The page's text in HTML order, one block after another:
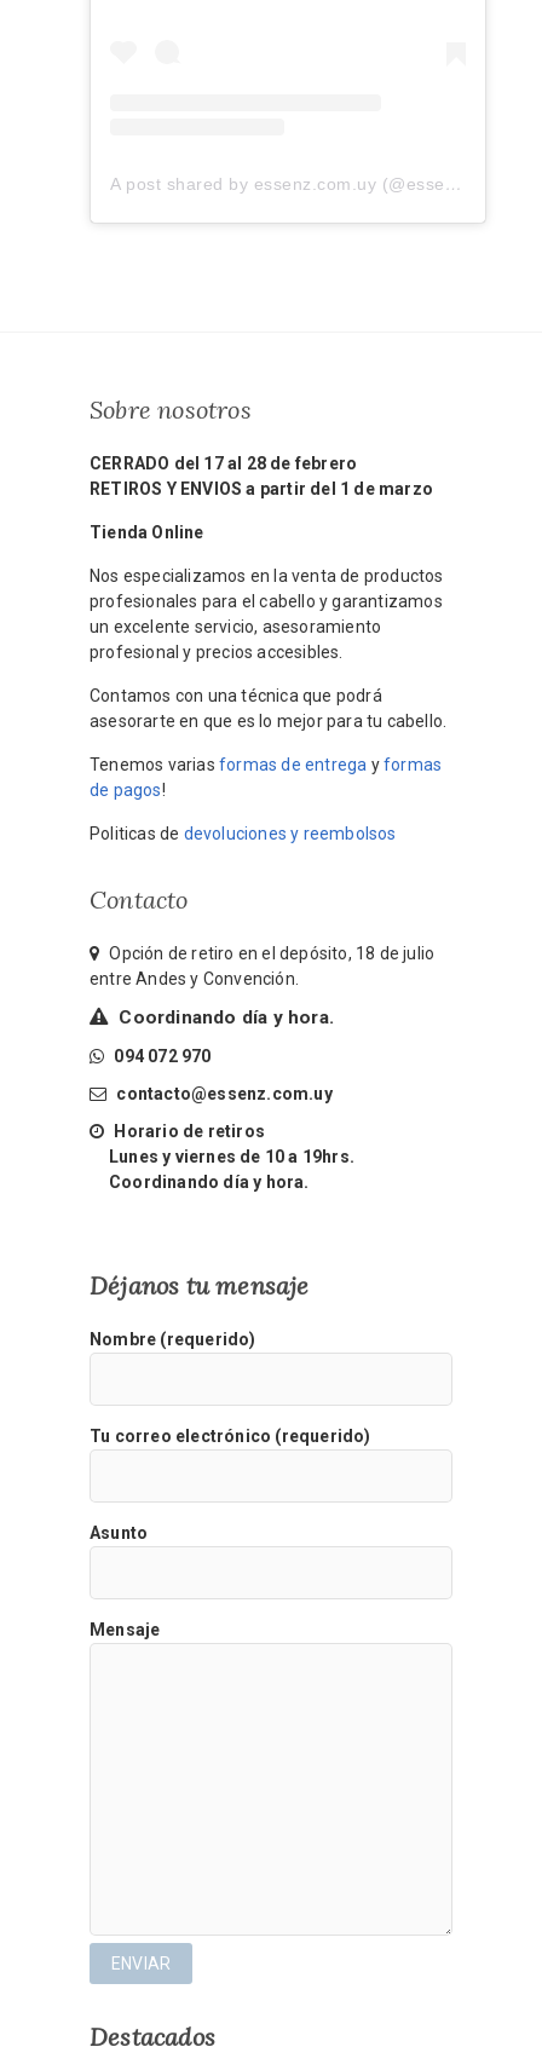
A post shared by essenz.com.uy (@essenz.com.uy)
Sobre nosotros
CERRADO del 17 al 28 de febrero
RETIROS Y ENVIOS a partir del 1 de marzo
Tienda Online
Nos especializamos en la venta de productos
profesionales para el cabello y garantizamos
un excelente servicio, asesoramiento
profesional y precios accesibles.
Contamos con una técnica que podrá
asesorarte en que es lo mejor para tu cabello.
Tenemos varias formas de entrega yformas
de pagos!
Politicas de devoluciones y reembolsos
Contacto
Opción de retiro en el depósito, 18 de julio
entre Andes y Convención.
Coordinando día y hora.
094 072 970
contacto@essenz.com.uy
Horario de retiros
Lunes y viernes de 10 a 19hrs.
Coordinando día y hora.
Déjanos tu mensaje
Nombre (requerido)
Tu correo electrónico (requerido)
Asunto
Mensaje
Destacados